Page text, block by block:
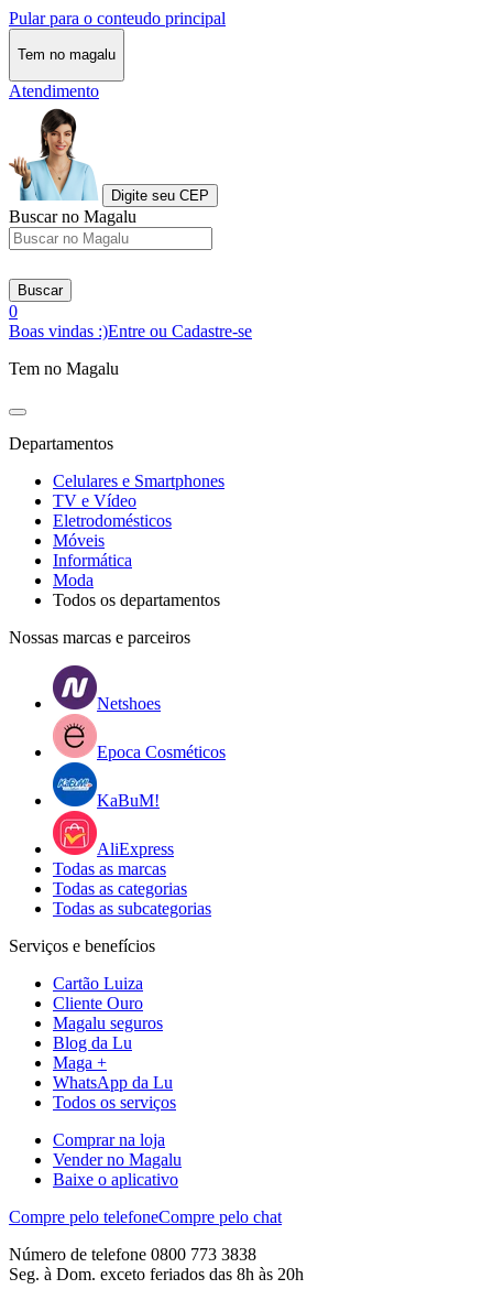
Pular para o conteudo principal
Tem no magalu
Atendimento
Digite seu CEP
Buscar no Magalu
Buscar
0
Boas vindas :)Entre ou Cadastre-se
Tem no Magalu
Departamentos
Celulares e Smartphones
TV e Vídeo
Eletrodomésticos
Móveis
Informática
Moda
Todos os departamentos
Nossas marcas e parceiros
Netshoes
Epoca Cosméticos
KaBuM!
AliExpress
Todas as marcas
Todas as categorias
Todas as subcategorias
Serviços e benefícios
Cartão Luiza
Cliente Ouro
Magalu seguros
Blog da Lu
Maga +
WhatsApp da Lu
Todos os serviços
Comprar na loja
Vender no Magalu
Baixe o aplicativo
Compre pelo telefoneCompre pelo chat
Número de telefone 0800 773 3838
Seg. à Dom. exceto feriados das 8h às 20h